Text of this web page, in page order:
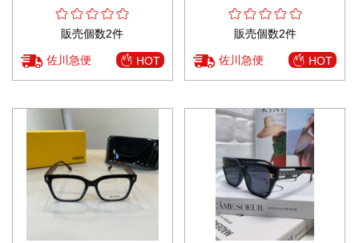
販売個数2件
佐川急便 HOT
販売個数2件
佐川急便 HOT